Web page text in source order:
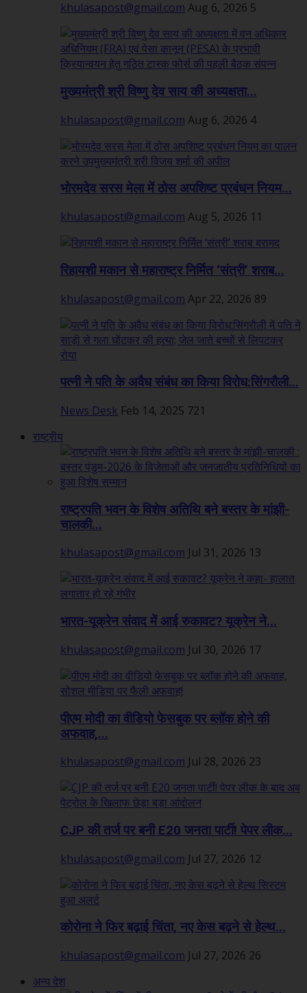
khulasapost@gmail.com Aug 6, 2026 5
मुख्यमंत्री श्री विष्णु देव साय की अध्यक्षता...
khulasapost@gmail.com Aug 6, 2026 4
भोरमदेव सरस मेला में ठोस अपशिष्ट प्रबंधन नियम...
khulasapost@gmail.com Aug 5, 2026 11
रिहायशी मकान से महाराष्ट्र निर्मित ‘संत्री’ शराब...
khulasapost@gmail.com Apr 22, 2026 89
पत्नी ने पति के अवैध संबंध का किया विरोध:सिंगरौली...
News Desk Feb 14, 2025 721
राष्ट्रीय
राष्ट्रपति भवन के विशेष अतिथि बने बस्तर के मांझी-
चालकी...
khulasapost@gmail.com Jul 31, 2026 13
भारत-यूक्रेन संवाद में आई रुकावट? यूक्रेन ने...
khulasapost@gmail.com Jul 30, 2026 17
पीएम मोदी का वीडियो फेसबुक पर ब्लॉक होने की
अफवाह,...
khulasapost@gmail.com Jul 28, 2026 23
CJP की तर्ज पर बनी E20 जनता पार्टी! पेपर लीक...
khulasapost@gmail.com Jul 27, 2026 12
कोरोना ने फिर बढ़ाई चिंता, नए केस बढ़ने से हेल्थ...
khulasapost@gmail.com Jul 27, 2026 26
अन्य देश